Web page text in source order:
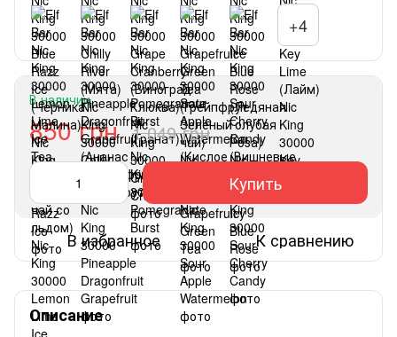
+4
В наличии
850 грн 1 049 грн
Купить
В избранное К сравнению
Описание